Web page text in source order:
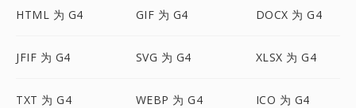
HTML 为 G4 GIF 为 G4 DOCX 为 G4
JFIF 为 G4 SVG 为 G4 XLSX 为 G4
TXT 为 G4 WEBP 为 G4 ICO 为 G4